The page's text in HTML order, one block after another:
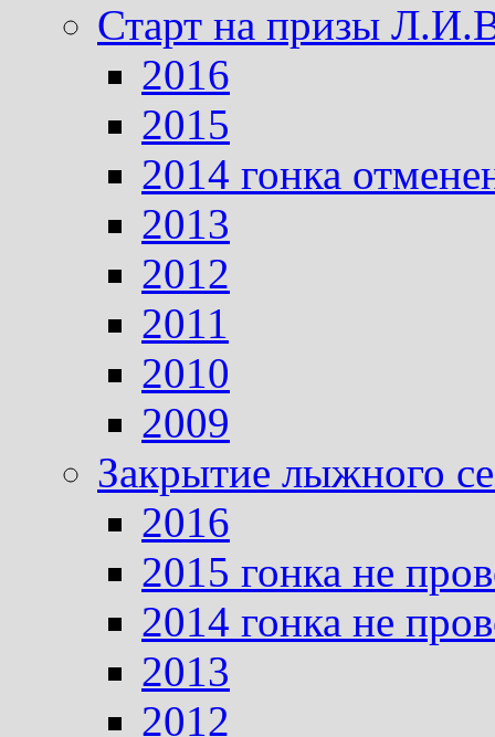
Старт на призы
2016
2015
2014 гонка
2013
2012
2011
2010
2009
Закрытие лыжного
2016
2015 гонка не
2014 гонка не
2013
2012